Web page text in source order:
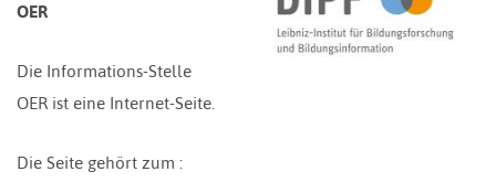
OER
Die Informations-Stelle
OER ist eine Internet-Seite.
Die Seite gehört zum :